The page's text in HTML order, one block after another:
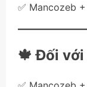
✅ Mancozeb
🍁 Đối